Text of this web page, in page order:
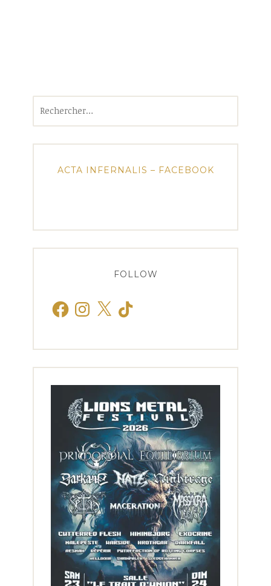
ACTA INFERNALIS – FACEBOOK
FOLLOW
FacebookInstagram
X TikTok